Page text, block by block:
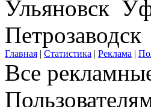
Ульяновск
Главная | Статистика | Реклама |
Все